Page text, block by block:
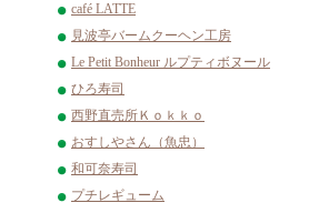
café LATTE
見波亭バームクーヘン工房
Le Petit Bonheur ルプティボヌール
ひろ寿司
西野直売所Ｋｏｋｋｏ
おすしやさん（魚忠）
和可奈寿司
プチレギューム